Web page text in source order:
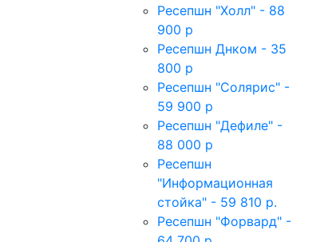
Ресепшн "Холл" - 88
900 р
Ресепшн Днком - 35
800 р
Ресепшн "Солярис" -
59 900 р
Ресепшн "Дефиле" -
88 000 р
Ресепшн
"Информационная
стойка" - 59 810 р.
Ресепшн "Форвард" -